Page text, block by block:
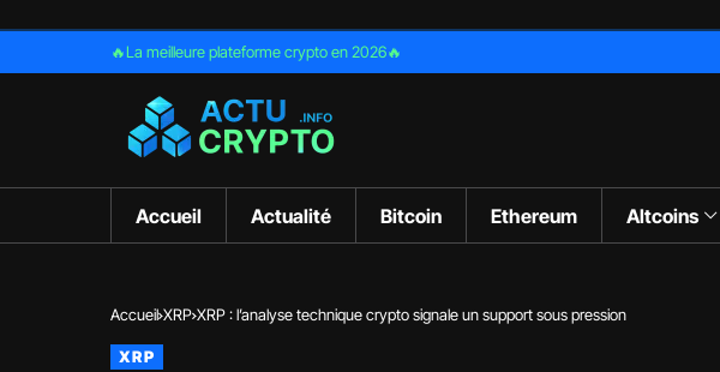
🔥La meilleure plateforme crypto en 2026🔥
Accueil Actualité Bitcoin Ethereum Altcoins
Accueil XRP XRP : l’analyse technique crypto signale un support sous pression
XRP